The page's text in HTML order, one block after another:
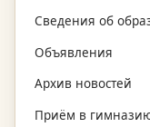
Сведения об
Объявления
Архив новостей
Приём в